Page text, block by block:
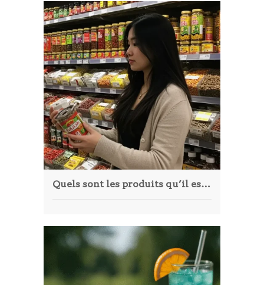
Quels sont les produits qu’il est possible de trouver dans une épicerie américaine en ligne ?